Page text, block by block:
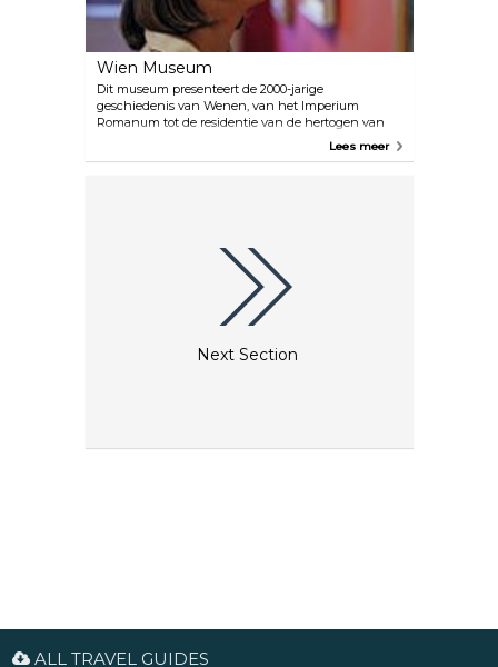
Wien Museum
Dit museum presenteert de 2000-jarige
geschiedenis van Wenen, van het Imperium
Romanum tot de residentie van de hertogen van
heerschappij tot op heden. De geschiedenis van de
Wenen te illustreren. Het Wien Museum heeft ook
een uitzonderlijke Klimt-collectie met 's werelds
grootste collectie van zijn tekeningen, bestaande
uit absolute meesterwerken, schetsen en voorlopige
schetsen uit alle stadia van zijn creatieve leven.
Lees meer
Next Section
ALL TRAVEL GUIDES